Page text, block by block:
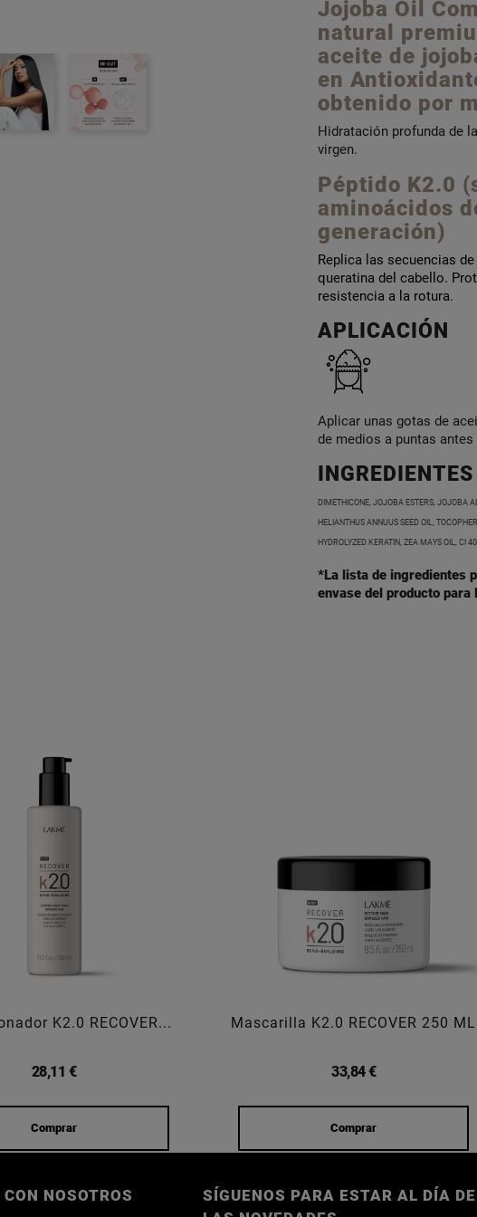
Jojoba Oil
natural
aceite de
en
obtenido por
Hidratación profunda de
virgen.
Péptido K2.0
aminoácidos
generación)
Replica las secuencias
queratina del cabello.
resistencia a la rotura.
APLICACIÓN
Aplicar unas gotas de
de medios a puntas
INGREDIENTES
DIMETHICONE, JOJOBA ESTERS, JOJOBA
HELIANTHUS ANNUUS SEED OIL,
HYDROLYZED KERATIN, ZEA MAYS OIL, CI
*La lista de ingredientes
envase del producto
K2.0 RECOVER...
28,11 €
Comprar
Mascarilla K2.0 RECOVER 250 ML
33,84 €
Comprar
NOSOTROS
SÍGUENOS PARA ESTAR AL DÍA DE